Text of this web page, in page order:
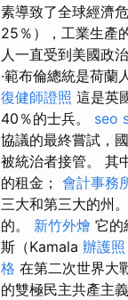
素導致了全球經濟
25％），工業生產
人一直受到美國政
·範布倫總統是荷蘭
復健師證照 這是英
40％的士兵。 seo
協議的最終嘗試，
被統治者接管。 其
的租金； 會計事務
三大和第三大的州。
的。 新竹外燴 它的
斯（Kamala 辦護照
格 在第二次世界大
的雙極民主共產主